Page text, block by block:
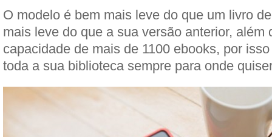
O modelo é bem mais leve do que um livro
mais leve do que a sua versão anterior, além
capacidade de mais de 1100 ebooks, por
toda a sua biblioteca sempre para onde